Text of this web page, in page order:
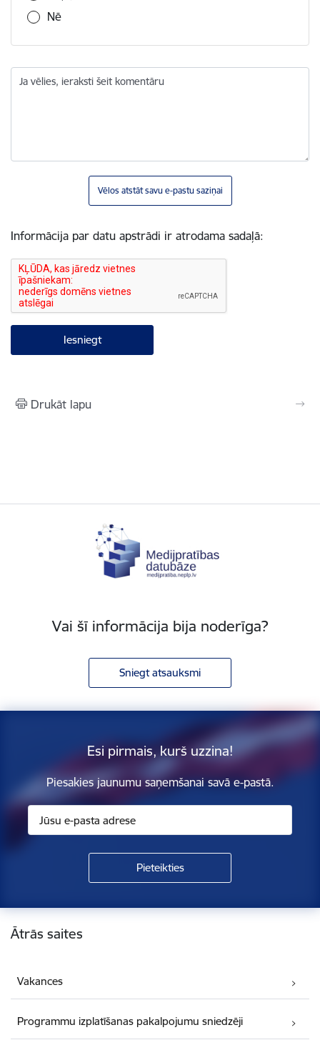
Nē
Ja vēlies, ieraksti šeit komentāru
Vēlos atstāt savu e-pastu saziņai
Informācija par datu apstrādi ir atrodama sadaļā:
Drukāt lapu
Vai šī informācija bija noderīga?
Sniegt atsauksmi
Esi pirmais, kurš uzzina!
Piesakies jaunumu saņemšanai savā e-pastā.
Kājene
Ātrās saites
Vakances
Programmu izplatīšanas pakalpojumu sniedzēji